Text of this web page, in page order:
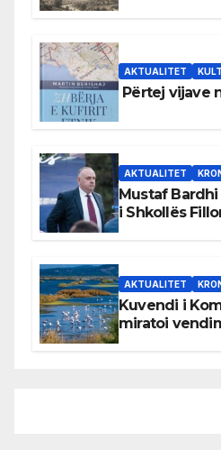
AKTUALITET
Përtej vijave
AKTUALITET
Mustaf
i Shkollës
AKTUALITET
Kuvendi i
miratoi